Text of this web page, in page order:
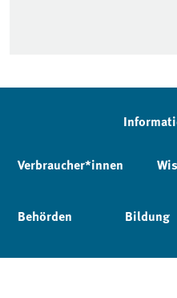
Verbraucher*innen
Behörden Bildung